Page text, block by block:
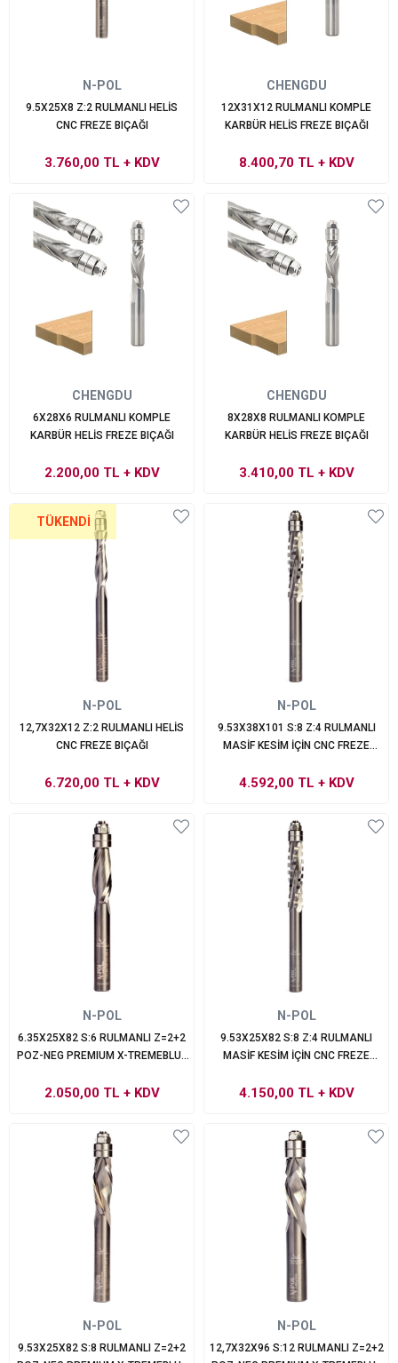
N-POL
9.5X25X8 Z:2 RULMANLI HELİS
CNC FREZE BIÇAĞI
3.760,00 TL + KDV
CHENGDU
12X31X12 RULMANLI KOMPLE
KARBÜR HELİS FREZE BIÇAĞI
8.400,70 TL + KDV
CHENGDU
6X28X6 RULMANLI KOMPLE
KARBÜR HELİS FREZE BIÇAĞI
2.200,00 TL + KDV
CHENGDU
8X28X8 RULMANLI KOMPLE
KARBÜR HELİS FREZE BIÇAĞI
3.410,00 TL + KDV
TÜKENDI
N-POL
12,7X32X12 Z:2 RULMANLI HELİS
CNC FREZE BIÇAĞI
6.720,00 TL + KDV
N-POL
9.53X38X101 S:8 Z:4 RULMANLI
MASİF KESİM İÇİN CNC FREZE
4.592,00 TL + KDV
N-POL
6.35X25X82 S:6 RULMANLI Z=2+2
POZ-NEG PREMIUM X-TREMEBLUE
2.050,00 TL + KDV
N-POL
9.53X25X82 S:8 Z:4 RULMANLI
MASİF KESİM İÇİN CNC FREZE
4.150,00 TL + KDV
N-POL
9.53X25X82 S:8 RULMANLI Z=2+2
N-POL
12,7X32X96 S:12 RULMANLI Z=2+2